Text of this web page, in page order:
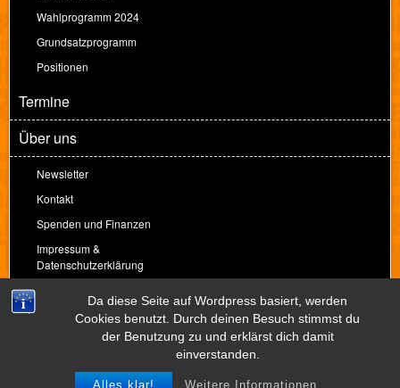
Da diese Seite auf Wordpress basiert, werden
Cookies benutzt. Durch deinen Besuch stimmst du
der Benutzung zu und erklärst dich damit
einverstanden.
Alles klar! Weitere Informationen
Wahlprogramm 2024
Grundsatzprogramm
Positionen
Termine
Über uns
Newsletter
Kontakt
Spenden und Finanzen
Impressum &
Datenschutzerklärung
Spenden
Theme by